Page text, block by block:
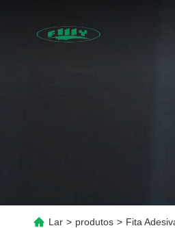
Lar > produtos > Fita